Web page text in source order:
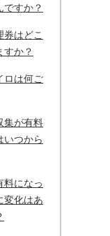
ですか？
券はどこ
すか？
ロは何ご
集が有料
いつから
料になっ
変化はあ